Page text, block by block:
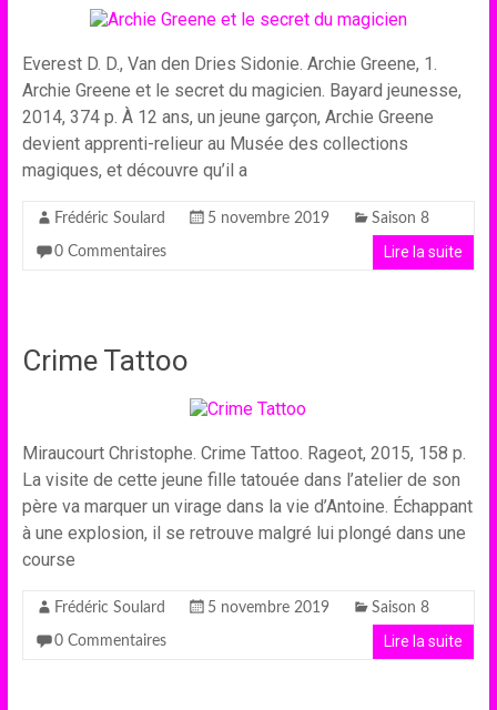
Everest D. D., Van den Dries Sidonie. Archie Greene, 1.
Archie Greene et le secret du magicien. Bayard jeunesse,
2014, 374 p. À 12 ans, un jeune garçon, Archie Greene
devient apprenti-relieur au Musée des collections
magiques, et découvre qu’il a
Frédéric Soulard 5 novembre 2019 Saison 8
0 Commentaires Lire la suite
Crime Tattoo
Miraucourt Christophe. Crime Tattoo. Rageot, 2015, 158 p.
La visite de cette jeune fille tatouée dans l’atelier de son
père va marquer un virage dans la vie d’Antoine. Échappant
à une explosion, il se retrouve malgré lui plongé dans une
course
Frédéric Soulard 5 novembre 2019 Saison 8
0 Commentaires Lire la suite